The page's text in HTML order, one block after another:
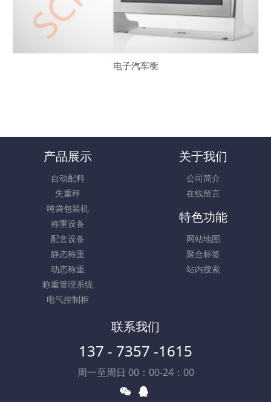
电子汽车衡
产品展示
自动配料
失重秤
吨袋包装机
称重设备
配套设备
静态称重
动态称重
称重管理系统
电气控制柜
关于我们
公司简介
在线留言
特色功能
网站地图
聚合标签
站内搜索
联系我们
137 - 7357 -1615
周一至周日 00：00-24：00